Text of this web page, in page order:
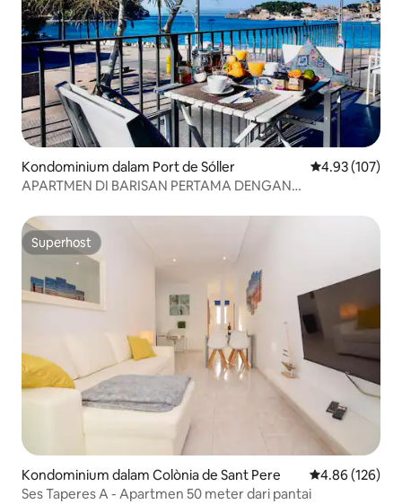
Kondominium dalam Port de Sóller Penarafan
4.93 (107)
APARTMEN DI BARISAN PERTAMA DENGAN
Superhost
Superhost
Kondominium dalam Colònia de Sant Pere Penarafan
4.86 (126)
Ses Taperes A - Apartmen 50 meter dari pantai